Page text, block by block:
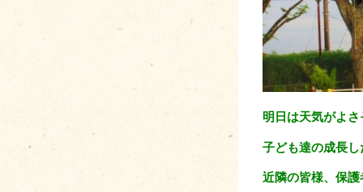
明日は天気がよ
子ども達の成長
近隣の皆様、保護